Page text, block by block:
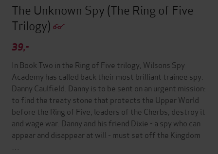
The Unknown Spy (The Ring of Five
Trilogy)
39,-
In Book Two in the Ring of Five trilogy, Wilsons Spy
Academy has called back their most brilliant trainee spy:
Danny Caulfield. Danny is to be sent on an urgent mission:
to find the treaty stone that protects the Upper World
before the Ring of Five, leaders of the Cherbs, destroy it
and wage war. Danny and his friend Dixie - a spy who can
appear and disappear at will - must set off the Kingdom